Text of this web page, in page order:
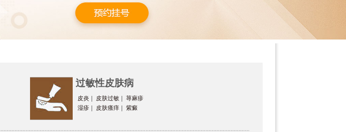
过敏性皮肤病
皮炎 皮肤过敏
荨麻疹
湿疹
皮肤瘙痒 紫癜